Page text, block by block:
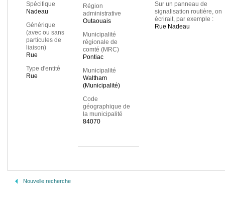
Spécifique
Nadeau
Générique
(avec ou sans
particules de
liaison)
Rue
Type d'entité
Rue
Région
administrative
Outaouais
Municipalité
régionale de
comté (MRC)
Pontiac
Municipalité
Waltham
(Municipalité)
Code
géographique de
la municipalité
84070
Sur un panneau de
signalisation routière, on
écrirait, par exemple :
Rue Nadeau
Nouvelle recherche